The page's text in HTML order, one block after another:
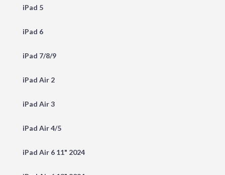
iPad 5
iPad 6
iPad 7/8/9
iPad Air 2
iPad Air 3
iPad Air 4/5
iPad Air 6 11" 2024